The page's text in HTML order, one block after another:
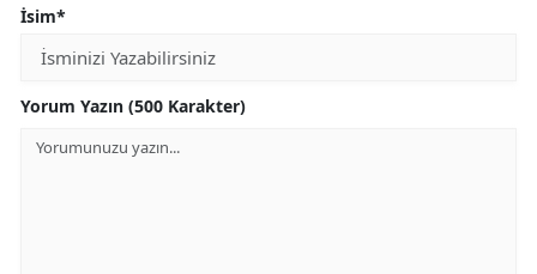
İsim*
Yorum Yazın (500 Karakter)